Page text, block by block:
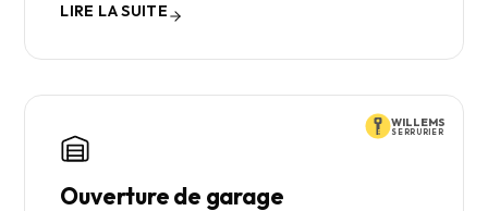
LIRE LA SUITE
WILLEMS
SERRURIER
Ouverture de garage